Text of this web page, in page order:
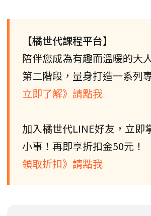
【橘世代課程平台】
陪伴您成為有趣而溫暖的大
第二階段，量身打造一系列
立即了解》請點我
加入橘世代LINE好友，立即
小事！再即享折扣金50元！
領取折扣》請點我